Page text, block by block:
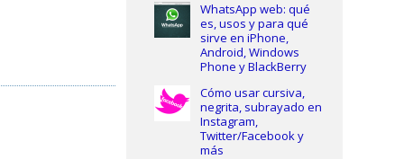
WhatsApp web: qué
es, usos y para qué
sirve en iPhone,
Android, Windows
Phone y BlackBerry
Cómo usar cursiva,
negrita, subrayado en
Instagram,
Twitter/Facebook y
más